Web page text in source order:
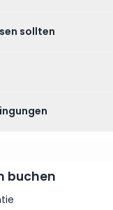
sollten
buchen